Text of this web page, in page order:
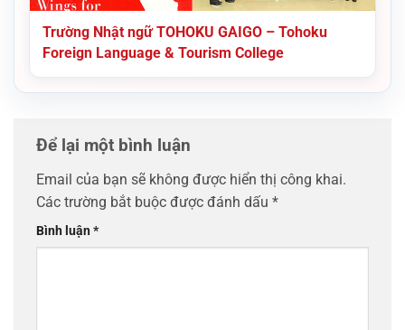
Trường Nhật ngữ TOHOKU GAIGO – Tohoku
Foreign Language & Tourism College
Để lại một bình luận
Email của bạn sẽ không được hiển thị công khai.
Các trường bắt buộc được đánh dấu *
Bình luận*